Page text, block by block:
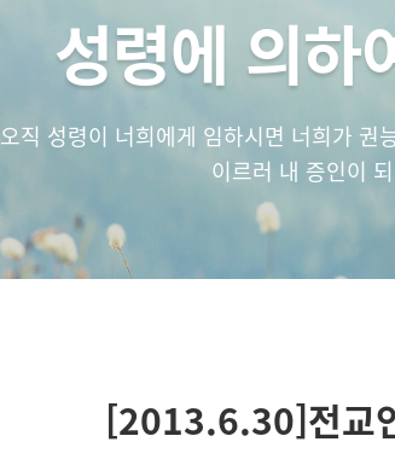
성령에 의하
오직 성령이 너희에게 임하시면 너희가 권
이르러 내 증인이
[2013.6.30]전교